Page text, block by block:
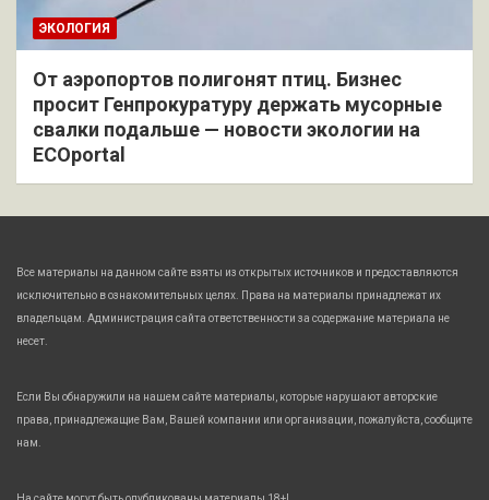
ЭКОЛОГИЯ
От аэропортов полигонят птиц. Бизнес
просит Генпрокуратуру держать мусорные
свалки подальше — новости экологии на
ECOportal
Все материалы на данном сайте взяты из открытых источников и предоставляются
исключительно в ознакомительных целях. Права на материалы принадлежат их
владельцам. Администрация сайта ответственности за содержание материала не
несет.
Если Вы обнаружили на нашем сайте материалы, которые нарушают авторские
права, принадлежащие Вам, Вашей компании или организации, пожалуйста, сообщите
нам.